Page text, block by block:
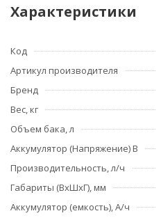
Характеристики
Код
Артикул производителя
Бренд
Вес, кг
Объем бака, л
Аккумулятор (Напряжение) В
Производительность, л/ч
Габариты (ВхШхГ), мм
Аккумулятор (емкость), А/ч